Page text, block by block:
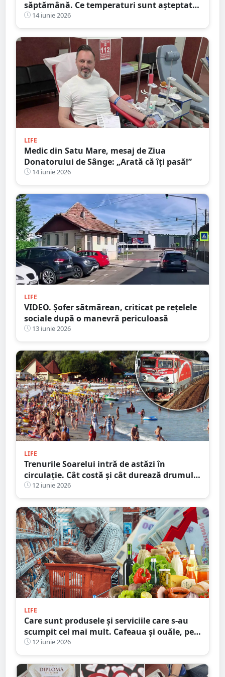
săptămână. Ce temperaturi sunt așteptate
la Satu Mare
14 iunie 2026
LIFE
Medic din Satu Mare, mesaj de Ziua
Donatorului de Sânge: „Arată că îți pasă!”
14 iunie 2026
LIFE
VIDEO. Șofer sătmărean, criticat pe rețelele
sociale după o manevră periculoasă
13 iunie 2026
LIFE
Trenurile Soarelui intră de astăzi în
circulație. Cât costă și cât durează drumul
spre litoral de la Satu Mare
12 iunie 2026
LIFE
Care sunt produsele și serviciile care s-au
scumpit cel mai mult. Cafeaua și ouăle, pe
primele locuri
12 iunie 2026